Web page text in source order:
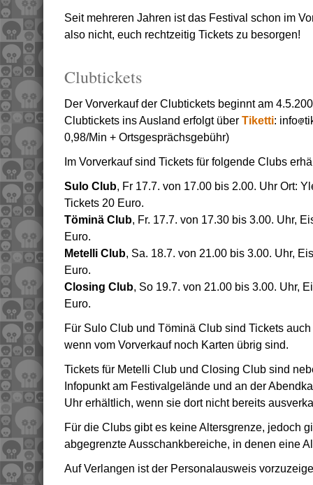
Seit mehreren Jahren ist das Festival schon im
also nicht, euch rechtzeitig Tickets zu besorgen!
Clubtickets
Der Vorverkauf der Clubtickets beginnt am
Clubtickets ins Ausland erfolgt über Tiketti: info
0,98/Min + Ortsgesprächsgebühr)
Im Vorverkauf sind Tickets für folgende Clubs
Sulo Club, Fr 17.7. von 17.00 bis 2.00. Uhr Ort:
Tickets 20 Euro.
Töminä Club, Fr. 17.7. von 17.30 bis 3.00. Uhr,
Euro.
Metelli Club, Sa. 18.7. von 21.00 bis 3.00. Uhr,
Euro.
Closing Club, So 19.7. von 21.00 bis 3.00. Uhr,
Euro.
Für Sulo Club und Töminä Club sind Tickets
wenn vom Vorverkauf noch Karten übrig sind.
Tickets für Metelli Club und Closing Club sind
Infopunkt am Festivalgelände und an der
Uhr erhältlich, wenn sie dort nicht bereits
Für die Clubs gibt es keine Altersgrenze, jedoch
abgegrenzte Ausschankbereiche, in denen eine
Auf Verlangen ist der Personalausweis